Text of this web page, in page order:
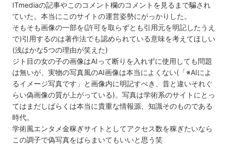
ITmediaの記事やこのコメント欄のコメントを見るまで騙され
ていた。本当にこのサイトの運営姿勢にがっかりした。
そもそも画像の一部を(許可を取らずとも引用元を明記したうえ
で)引用するのは著作法でも認められている意味を考えてほしい
(浅はかな5つの理由が笑えた)
ジト目の女の子の画像はAIって断りを入れずに使用しても問題
は無いが、実物の写真風のAI画像は本当によくない(「※AIによ
るイメージ写真です」と画像内に明記すべき、昔と違いそれぐ
らい偽画像の質が上がっている)。写真は学術系のサイトにとっ
てはまだしばらくは本当に貴重な情報源、知識そのものである
時代。
学術風エンタメ金稼ぎサイトとしてアクセス数を稼ぎたいなら
この調子で偽写真をばらまいてもいいと思う笑